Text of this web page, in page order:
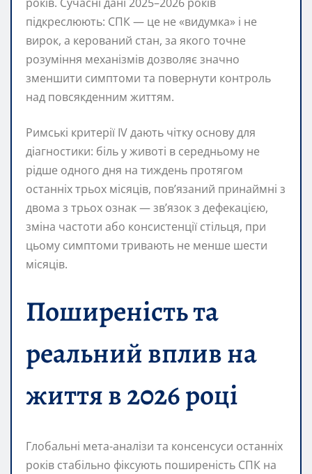
підкреслюють: СПК — це не «видумка» і не
вирок, а керований стан, за якого точне
розуміння механізмів дозволяє значно
зменшити симптоми та повернути контроль
над повсякденним життям.
Римські критерії IV дають чітку основу для
діагностики: біль у животі в середньому не
рідше одного дня на тиждень протягом
останніх трьох місяців, пов’язаний принаймні з
двома з трьох ознак — зв’язок з дефекацією,
зміна частоти або консистенції стільця, при
цьому симптоми тривають не менше шести
місяців.
Поширеність та
реальний вплив на
життя в 2026 році
Глобальні мета-аналізи та консенсуси останніх
років стабільно фіксують поширеність СПК на